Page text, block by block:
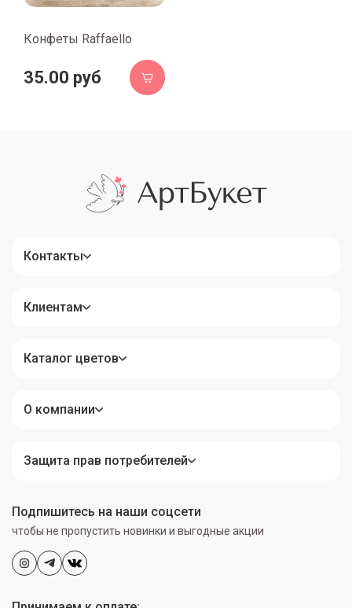
Конфеты Raffaello
35.00 руб
Контакты
Клиентам
Подпишитесь на наши соцсети
чтобы не пропустить новинки и выгодные акции
Каталог цветов
О компании
Защита прав потребителей